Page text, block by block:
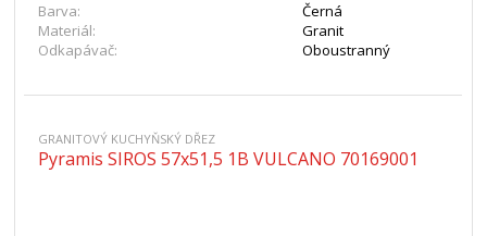
Barva:
Černá
Materiál:
Granit
Odkapávač:
Oboustranný
GRANITOVÝ KUCHYŇSKÝ DŘEZ
Pyramis SIROS 57x51,5 1B VULCANO 70169001